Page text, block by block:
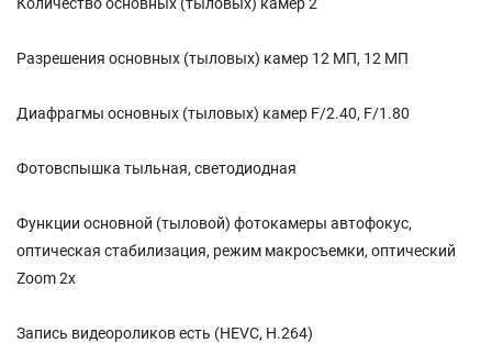
Разрешения основных (тыловых) камер 12 МП, 12 МП
Диафрагмы основных (тыловых) камер F/2.40, F/1.80
Фотовспышка тыльная, светодиодная
Функции основной (тыловой) фотокамеры автофокус,
оптическая стабилизация, режим макросъемки, оптический
Zoom 2x
Запись видеороликов есть (HEVC, H.264)